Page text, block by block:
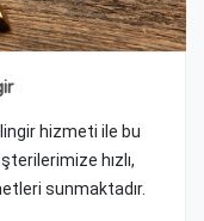
hizmeti ile bu
hızlı,
sunmaktadır.